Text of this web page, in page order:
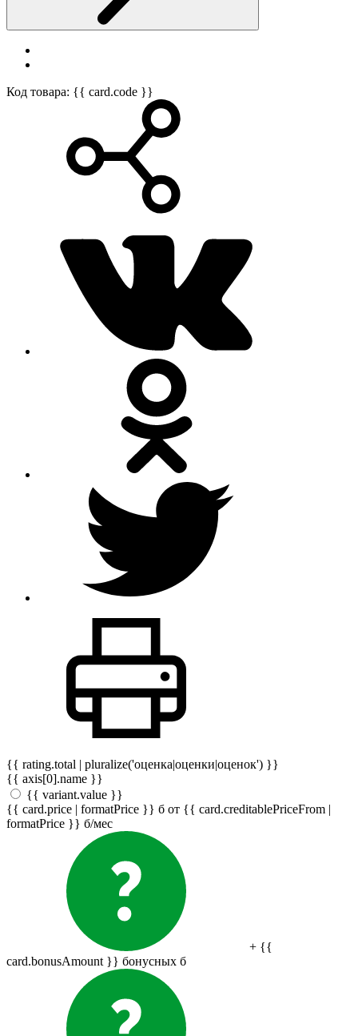
Код товара: {{ card.code }}
{{ rating.total | pluralize('оценка|оценки|оценок') }}
{{ axis[0].name }}
{{ variant.value }}
{{ card.price | formatPrice }} б от {{ card.creditablePriceFrom |
formatPrice }} б/мес
+ {{
card.bonusAmount }} бонусных б